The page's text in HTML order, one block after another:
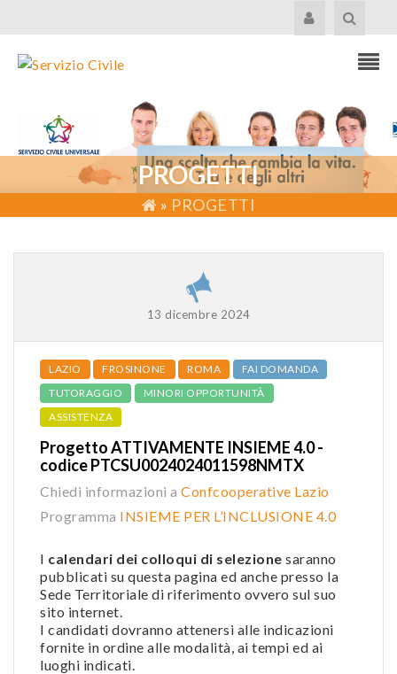
PROGETTI
» PROGETTI
13 dicembre 2024
LAZIO FROSINONE ROMA
FAI DOMANDA
TUTORAGGIO
MINORI OPPORTUNITÀ
ASSISTENZA
Progetto ATTIVAMENTE INSIEME 4.0 -
codice PTCSU0024024011598NMTX
Chiedi informazioni a Confcooperative Lazio
Programma INSIEME PER L’INCLUSIONE 4.0
I calendari dei colloqui di selezione saranno
pubblicati su questa pagina ed anche presso la
Sede Territoriale di riferimento ovvero sul suo
sito internet.
I candidati dovranno attenersi alle indicazioni
fornite in ordine alle modalità, ai tempi ed ai
luoghi indicati.